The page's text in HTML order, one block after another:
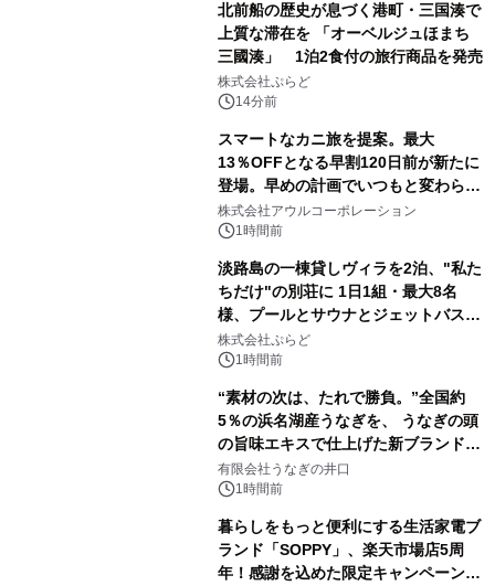
北前船の歴史が息づく港町・三国湊で
上質な滞在を 「オーベルジュほまち
三國湊」 1泊2食付の旅行商品を発売
株式会社ぷらど
14分前
スマートなカニ旅を提案。最大
13％OFFとなる早割120日前が新たに
登場。早めの計画でいつもと変わらぬ
大人の冬旅を。ー夕日ヶ浦温泉「佳松
苑 別邸ふうか」ー
株式会社アウルコーポレーション
1時間前
淡路島の一棟貸しヴィラを2泊、"私た
ちだけ"の別荘に 1日1組・最大8名
様、プールとサウナとジェットバス付
きで Villa Mon Temps AWAJIの連泊
素泊りプラン
株式会社ぷらど
1時間前
“素材の次は、たれで勝負。”全国約
5％の浜名湖産うなぎを、 うなぎの頭
の旨味エキスで仕上げた新ブランド
「井口の誉」誕生
有限会社うなぎの井口
1時間前
暮らしをもっと便利にする生活家電ブ
ランド「SOPPY」、楽天市場店5周
年！感謝を込めた限定キャンペーンを